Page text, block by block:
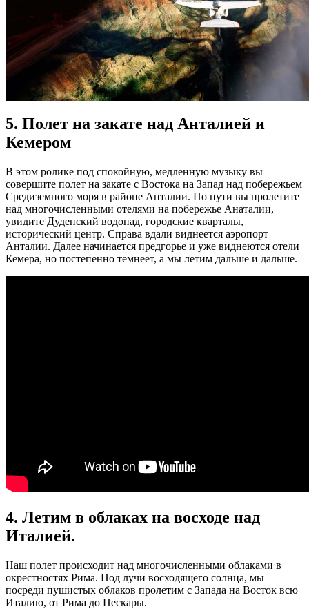
5. Полет на закате над Анталией и
Кемером
В этом ролике под спокойную, медленную музыку вы
совершите полет на закате с Востока на Запад над побережьем
Средиземного моря в районе Анталии. По пути вы пролетите
над многочисленными отелями на побережье Анаталии,
увидите Дуденский водопад, городские кварталы,
исторический центр. Справа вдали виднеется аэропорт
Анталии. Далее начинается предгорье и уже виднеются отели
Кемера, но постепенно темнеет, а мы летим дальше и дальше.
4. Летим в облаках на восходе над
Италией.
Наш полет происходит над многочисленными облаками в
окрестностях Рима. Под лучи восходящего солнца, мы
посреди пушистых облаков пролетим с Запада на Восток всю
Италию, от Рима до Пескары.